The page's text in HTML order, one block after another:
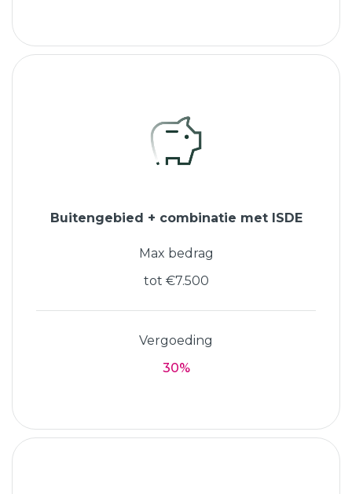
Buitengebied + combinatie met ISDE
Max bedrag
tot €7.500
Vergoeding
30%